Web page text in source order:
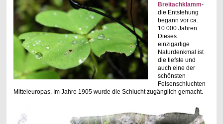
Breitachklamm-
die Entstehung
begann vor ca.
10.000 Jahren.
Dieses
einzigartige
Naturdenkmal ist
die tiefste und
auch eine der
schönsten
Felsenschluchten
Mitteleuropas. Im Jahre 1905 wurde die Schlucht zugänglich gemacht.